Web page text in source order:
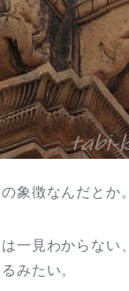
象徴なんだとか。
一見わからない、
みたい。